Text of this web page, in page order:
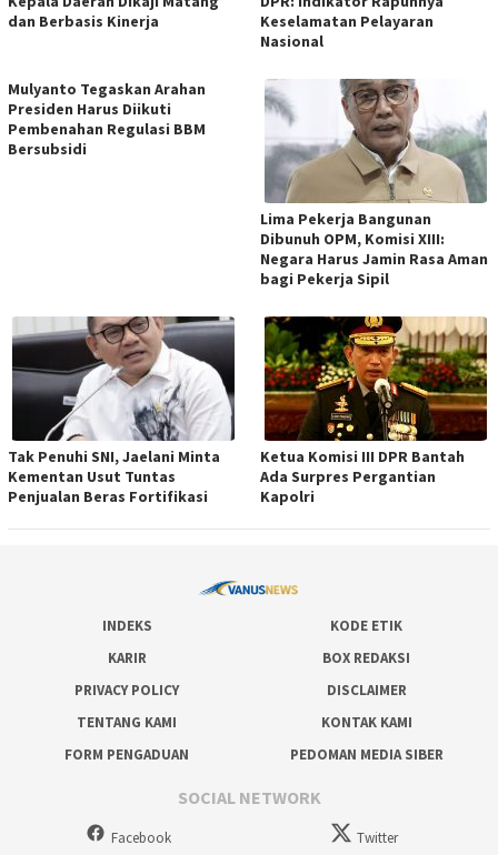
dan Berbasis Kinerja
Keselamatan Pelayaran
Nasional
Mulyanto Tegaskan Arahan
Presiden Harus Diikuti
Pembenahan Regulasi BBM
Bersubsidi
Lima Pekerja Bangunan
Dibunuh OPM, Komisi XIII:
Negara Harus Jamin Rasa Aman
bagi Pekerja Sipil
Tak Penuhi SNI, Jaelani Minta
Kementan Usut Tuntas
Penjualan Beras Fortifikasi
Ketua Komisi III DPR Bantah
Ada Surpres Pergantian
Kapolri
INDEKS
KODE ETIK
KARIR
BOX REDAKSI
PRIVACY POLICY
DISCLAIMER
TENTANG KAMI
KONTAK KAMI
FORM PENGADUAN
PEDOMAN MEDIA SIBER
SOCIAL NETWORK
Facebook Twitter